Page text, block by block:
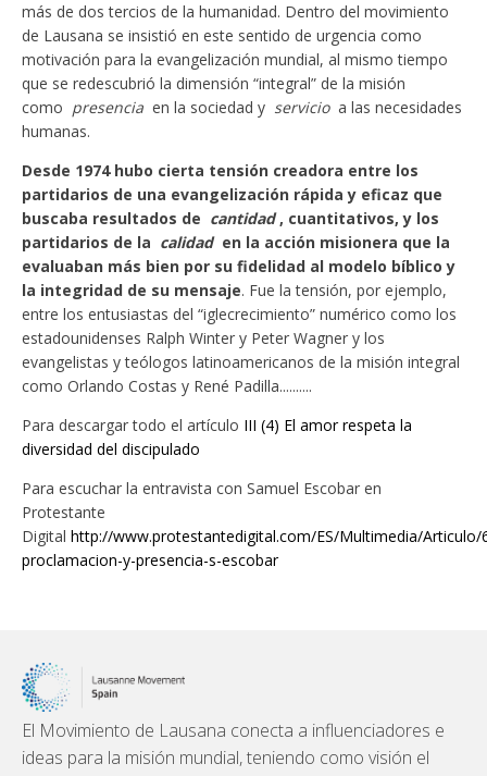
más de dos tercios de la humanidad. Dentro del movimiento
de Lausana se insistió en este sentido de urgencia como
motivación para la evangelización mundial, al mismo tiempo
que se redescubrió la dimensión “integral” de la misión
como presencia en la sociedad y servicioa las necesidades
humanas.
Desde 1974 hubo cierta tensión creadora entre los
partidarios de una evangelización rápida y eficaz que
buscaba resultados de cantidad, cuantitativos, y los
partidarios de la calidad en la acción misionera que la
evaluaban más bien por su fidelidad al modelo bíblico y
la integridad de su mensaje. Fue la tensión, por ejemplo,
entre los entusiastas del “iglecrecimiento” numérico como los
estadounidenses Ralph Winter y Peter Wagner y los
evangelistas y teólogos latinoamericanos de la misión integral
como Orlando Costas y René Padilla..........
Para descargar todo el artículo III (4) El amor respeta la
diversidad del discipulado
Para escuchar la entravista con Samuel Escobar en
Protestante
Digital http://www.protestantedigital.com/ES/Multimedia/Articulo/
proclamacion-y-presencia-s-escobar
El Movimiento de Lausana conecta a influenciadores e
ideas para la misión mundial, teniendo como visión el